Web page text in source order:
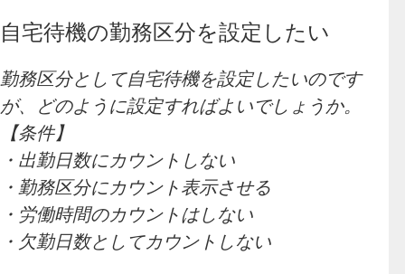
自宅待機の勤務区分を設定したい
勤務区分として自宅待機を設定したいのです
が、どのように設定すればよいでしょうか。
【条件】
・出勤日数にカウントしない
・勤務区分にカウント表示させる
・労働時間のカウントはしない
・欠勤日数としてカウントしない